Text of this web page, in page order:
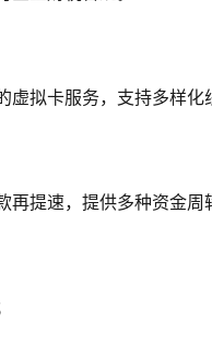
拟卡服务，支持多样化
提速，提供多种资金周